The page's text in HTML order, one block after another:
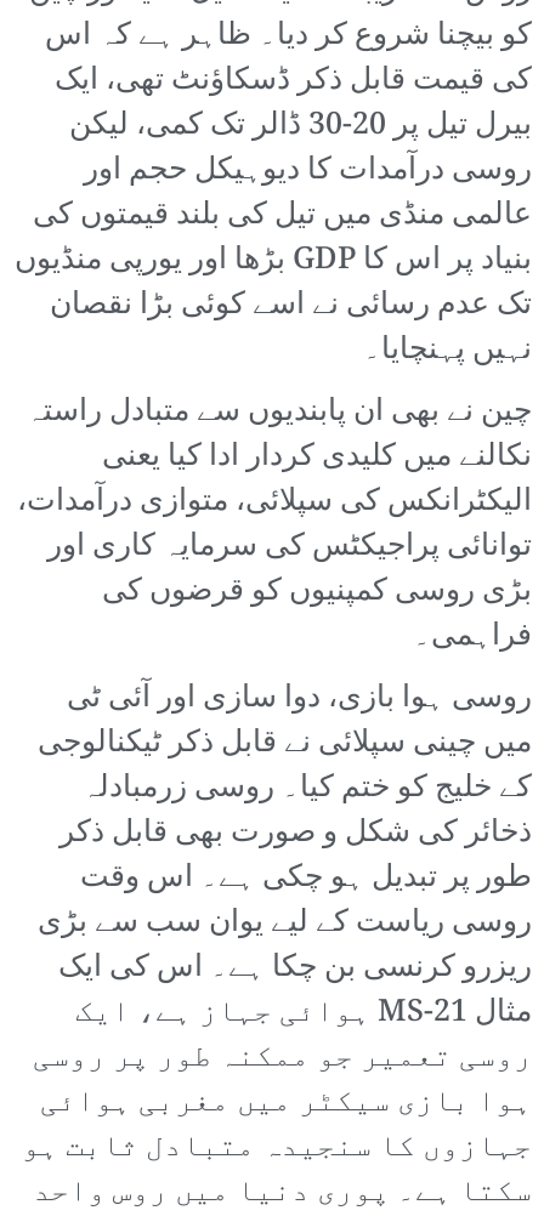
کو بیچنا شروع کر دیا۔ ظاہر ہے کہ اس
کی قیمت قابل ذکر ڈسکاؤنٹ تھی، ایک
بیرل تیل پر 20-30 ڈالر تک کمی، لیکن
روسی درآمدات کا دیوہیکل حجم اور
عالمی منڈی میں تیل کی بلند قیمتوں کی
بنیاد پر اس کا GDP بڑھا اور یورپی منڈیوں
تک عدم رسائی نے اسے کوئی بڑا نقصان
نہیں پہنچایا۔
چین نے بھی ان پابندیوں سے متبادل راستہ
نکالنے میں کلیدی کردار ادا کیا یعنی
الیکٹرانکس کی سپلائی، متوازی درآمدات،
توانائی پراجیکٹس کی سرمایہ کاری اور
بڑی روسی کمپنیوں کو قرضوں کی
فراہمی۔
روسی ہوا بازی، دوا سازی اور آئی ٹی
میں چینی سپلائی نے قابل ذکر ٹیکنالوجی
کے خلیج کو ختم کیا۔ روسی زرمبادلہ
ذخائر کی شکل و صورت بھی قابل ذکر
طور پر تبدیل ہو چکی ہے۔ اس وقت
روسی ریاست کے لیے یوان سب سے بڑی
ریزرو کرنسی بن چکا ہے۔ اس کی ایک
مثال MS-21 ہوائی جہاز ہے، ایک
روسی تعمیر جو ممکنہ طور پر روسی
ہوا بازی سیکٹر میں مغربی ہوائی
جہازوں کا سنجیدہ متبادل ثابت ہو
سکتا ہے۔ پوری دنیا میں روس واحد